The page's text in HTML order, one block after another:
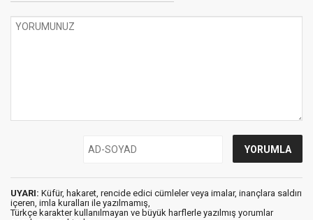
UYARI: Küfür, hakaret, rencide edici cümleler veya imalar, inançlara saldırı
içeren, imla kuralları ile yazılmamış,
Türkçe karakter kullanılmayan ve büyük harflerle yazılmış yorumlar